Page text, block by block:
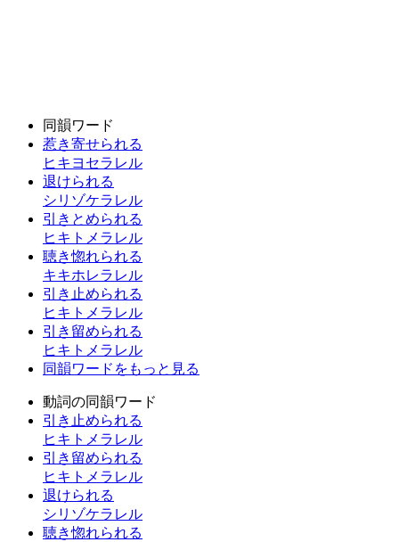
同韻ワード
惹き寄せられる
ヒキヨセラレル
退けられる
シリゾケラレル
引きとめられる
ヒキトメラレル
聴き惚れられる
キキホレラレル
引き止められる
ヒキトメラレル
引き留められる
ヒキトメラレル
同韻ワードをもっと見る
動詞の同韻ワード
引き止められる
ヒキトメラレル
引き留められる
ヒキトメラレル
退けられる
シリゾケラレル
聴き惚れられる